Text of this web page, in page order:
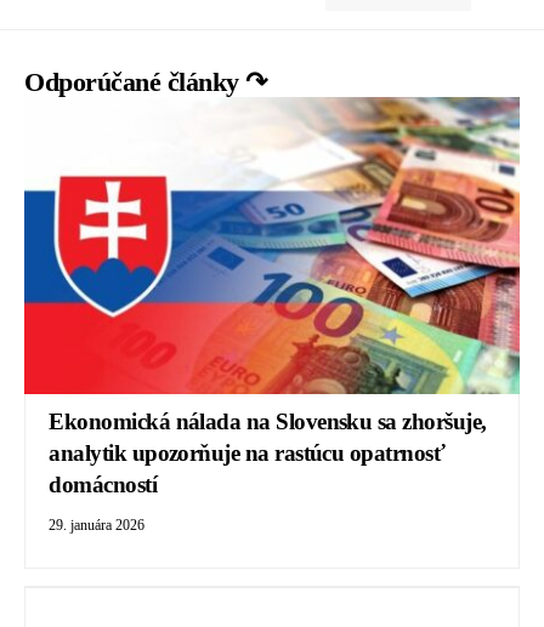
Odporúčané články ↷
Ekonomická nálada na Slovensku sa zhoršuje,
analytik upozorňuje na rastúcu opatrnosť
domácností
29. januára 2026